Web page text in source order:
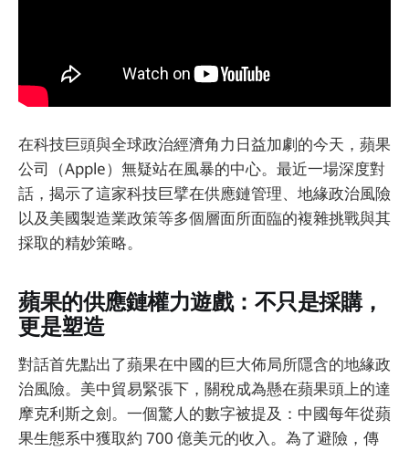
在科技巨頭與全球政治經濟角力日益加劇的今天，蘋果
公司（Apple）無疑站在風暴的中心。最近一場深度對
話，揭示了這家科技巨擘在供應鏈管理、地緣政治風險
以及美國製造業政策等多個層面所面臨的複雜挑戰與其
採取的精妙策略。
蘋果的供應鏈權力遊戲：不只是採購，
更是塑造
對話首先點出了蘋果在中國的巨大佈局所隱含的地緣政
治風險。美中貿易緊張下，關稅成為懸在蘋果頭上的達
摩克利斯之劍。一個驚人的數字被提及：中國每年從蘋
果生態系中獲取約 700 億美元的收入。為了避險，傳